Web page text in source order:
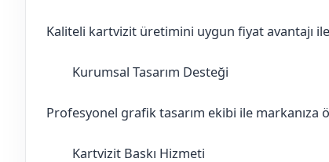
Kaliteli kartvizit üretimini uygun fiyat avantajı
Kurumsal Tasarım Desteği
Profesyonel grafik tasarım ekibi ile markanıza
Kartvizit Baskı Hizmeti